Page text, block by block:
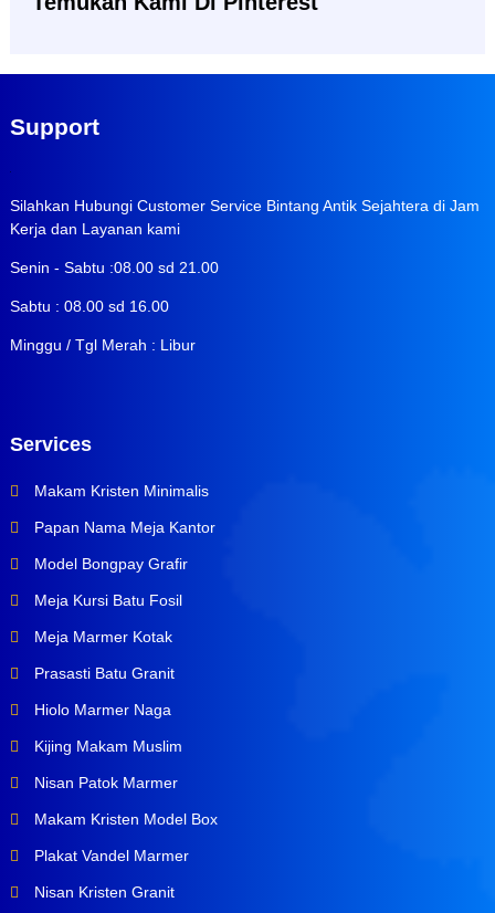
Support
Silahkan Hubungi Customer Service Bintang Antik Sejahtera di Jam
Kerja dan Layanan kami
Senin - Sabtu :08.00 sd 21.00
Sabtu : 08.00 sd 16.00
Minggu / Tgl Merah : Libur
Services
Makam Kristen Minimalis
Papan Nama Meja Kantor
Model Bongpay Grafir
Meja Kursi Batu Fosil
Meja Marmer Kotak
Prasasti Batu Granit
Hiolo Marmer Naga
Kijing Makam Muslim
Nisan Patok Marmer
Makam Kristen Model Box
Plakat Vandel Marmer
Nisan Kristen Granit